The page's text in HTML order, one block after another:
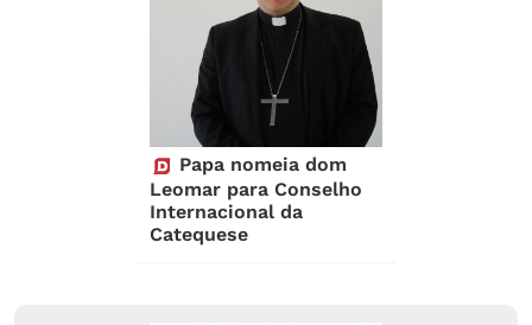
Papa nomeia dom
Leomar para Conselho
Internacional da
Catequese